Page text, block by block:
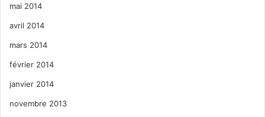
mai 2014
avril 2014
mars 2014
février 2014
janvier 2014
novembre 2013